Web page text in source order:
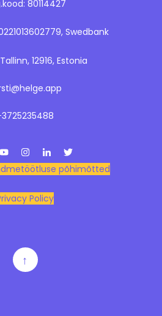
80114427
Swedbank
12916, Estonia
põhimõtted
Policy
↑